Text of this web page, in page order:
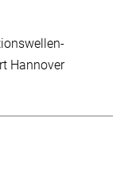
Hannover